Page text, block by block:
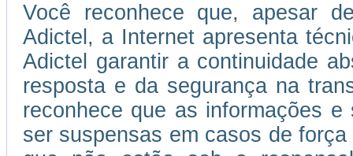
Você reconhece que, apesar
Adictel, a Internet apresenta
Adictel garantir a continuidade
resposta e da segurança na
reconhece que as informações
ser suspensas em casos de